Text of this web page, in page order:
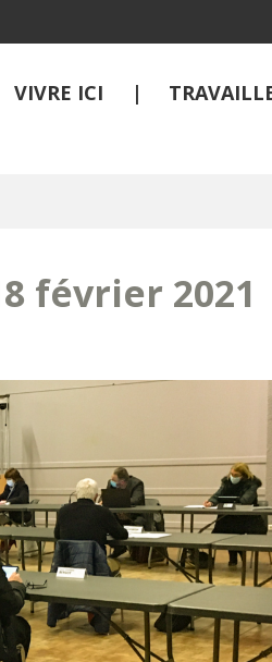
VIVRE ICI
février 2021